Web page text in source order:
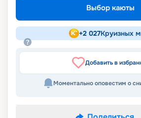
Выбор каюты
+2 027Круизных
Добавить в
Моментально оповестим о